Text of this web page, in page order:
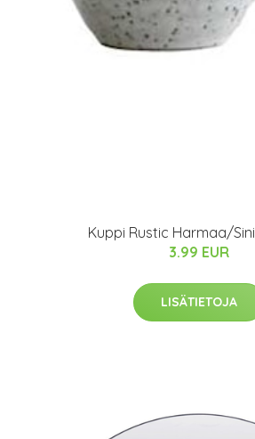
Kuppi Rustic Harmaa/
3.99 EUR
LISÄTIETOJA